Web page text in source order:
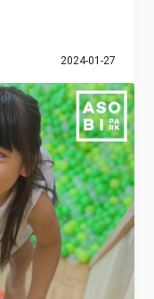
2024-01-27